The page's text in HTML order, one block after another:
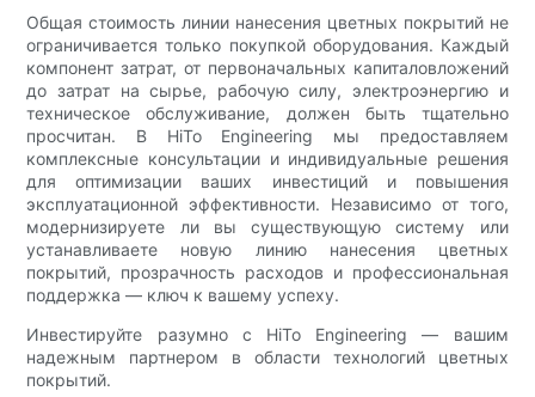
Общая стоимость линии нанесения цветных покрытий не
ограничивается только покупкой оборудования. Каждый
компонент затрат, от первоначальных капиталовложений
до затрат на сырье, рабочую силу, электроэнергию и
техническое обслуживание, должен быть тщательно
просчитан. В HiTo Engineering мы предоставляем
комплексные консультации и индивидуальные решения
для оптимизации ваших инвестиций и повышения
эксплуатационной эффективности. Независимо от того,
модернизируете ли вы существующую систему или
устанавливаете новую линию нанесения цветных
покрытий, прозрачность расходов и профессиональная
поддержка — ключ к вашему успеху.
Инвестируйте разумно с HiTo Engineering — вашим
надежным партнером в области технологий цветных
покрытий.